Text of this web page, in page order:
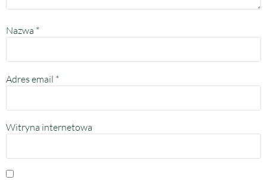
Nazwa *
Adres email *
Witryna internetowa